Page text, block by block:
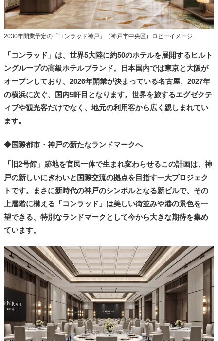
2030年開業予定の「コンラッド神戸」（神戸市中央区）ロビーイメージ
「コンラッド」は、世界5大陸に約50のホテルを展開するヒルト
ングループの高級ホテルブランド。日本国内では東京と大阪が
オープンしており、2026年開業が決まっている名古屋、2027年
の横浜に次ぐ、国内5軒目となります。世界を旅するエグゼクテ
ィブや観光客だけでなく、地元の利用客から広く親しまれてい
ます。
◆国際都市・神戸の新たなランドマークへ
「旧2号館」跡地を官民一体で生まれ変わらせるこの計画は、神
戸の新しいにぎわいと国際交流の拠点を目指す一大プロジェク
トです。まさに新時代の神戸のシンボルとなる新ビルで、その
上層階に構える「コンラッド」は美しい街並みや港の景色を一
望できる、特別なランドマークとして今から大きな期待を集め
ています。